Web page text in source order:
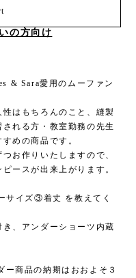
の方向け
& Sara愛用のムーファン
はもちろんのこと、縫製
れる方・教室勤務の先生
めの商品です。
お作りいたしますので、
ースが出来上がります。
イズ③着丈 を教えてく
、アンダーショーツ内蔵
商品の納期はおおよそ３